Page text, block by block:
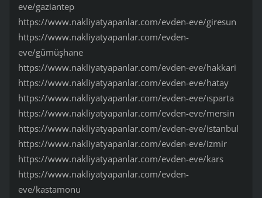
eve/gaziantep
https://www.nakliyatyapanlar.com/evden-eve/giresun
https://www.nakliyatyapanlar.com/evden-
eve/gümüşhane
https://www.nakliyatyapanlar.com/evden-eve/hakkari
https://www.nakliyatyapanlar.com/evden-eve/hatay
https://www.nakliyatyapanlar.com/evden-eve/ısparta
https://www.nakliyatyapanlar.com/evden-eve/mersin
https://www.nakliyatyapanlar.com/evden-eve/istanbul
https://www.nakliyatyapanlar.com/evden-eve/izmir
https://www.nakliyatyapanlar.com/evden-eve/kars
https://www.nakliyatyapanlar.com/evden-
eve/kastamonu